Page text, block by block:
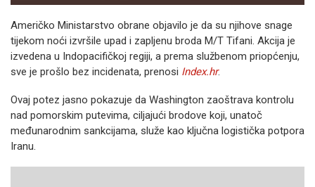
Američko Ministarstvo obrane objavilo je da su njihove snage
tijekom noći izvršile upad i zapljenu broda M/T Tifani. Akcija je
izvedena u Indopacifičkoj regiji, a prema službenom priopćenju,
sve je prošlo bez incidenata, prenosi Index.hr.
Ovaj potez jasno pokazuje da Washington zaoštrava kontrolu
nad pomorskim putevima, ciljajući brodove koji, unatoč
međunarodnim sankcijama, služe kao ključna logistička potpora
Iranu.